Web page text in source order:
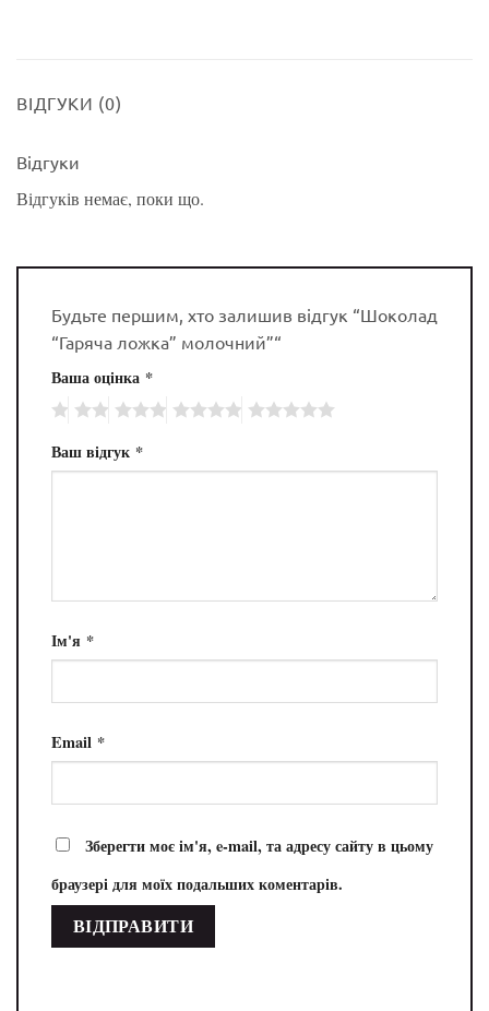
ВІДГУКИ (0)
Відгуки
Відгуків немає, поки що.
Будьте першим, хто залишив відгук “Шоколад
“Гаряча ложка” молочний”“
Ваша оцінка *
Ваш відгук *
Ім'я *
Email *
Зберегти моє ім'я, e-mail, та адресу сайту в цьому
браузері для моїх подальших коментарів.